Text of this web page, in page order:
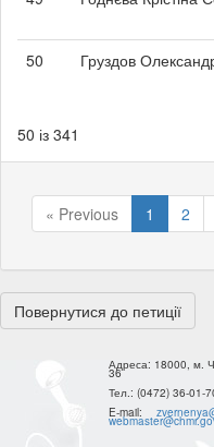
50
Груздов
50 із 341
« Previous 1 2
Повернутися до петиції
Адреса: 18000, м.
36
Тел.: (0472) 36-01-
E-mail: